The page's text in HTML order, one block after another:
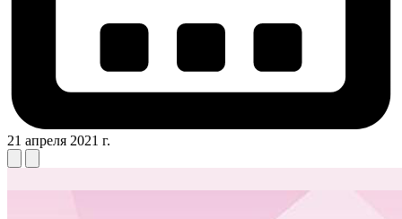
21 апреля 2021 г.